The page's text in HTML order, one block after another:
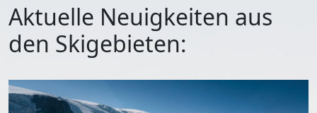
Aktuelle Neuigkeiten aus
den Skigebieten: